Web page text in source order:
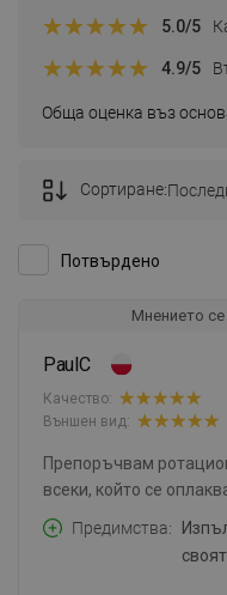
Обща оценка въз
5.0/5
4.9/5
Потвърдено
Сортиране:
Мнението
PaulC
Качество:
Външен вид:
Препоръчвам
всеки, който се
Предимства